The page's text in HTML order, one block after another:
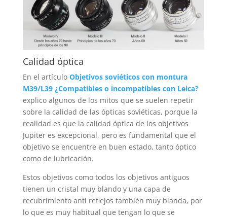
Calidad óptica
En el artículo Objetivos soviéticos con montura
M39/L39 ¿Compatibles o incompatibles con Leica?
explico algunos de los mitos que se suelen repetir
sobre la calidad de las ópticas soviéticas, porque la
realidad es que la calidad óptica de los objetivos
Jupiter es excepcional, pero es fundamental que el
objetivo se encuentre en buen estado, tanto óptico
como de lubricación.
Estos objetivos como todos los objetivos antiguos
tienen un cristal muy blando y una capa de
recubrimiento anti reflejos también muy blanda, por
lo que es muy habitual que tengan lo que se